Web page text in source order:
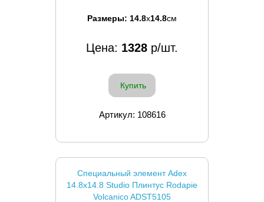
Размеры: 14.8x14.8см
Цена: 1328 р/шт.
Купить
Артикул: 108616
Специальный элемент Adex
14.8x14.8 Studio Плинтус Rodapie
Volcanico ADST5105